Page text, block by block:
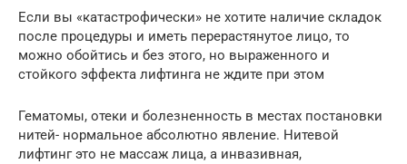
Если вы «катастрофически» не хотите наличие складок
после процедуры и иметь перерастянутое лицо, то
можно обойтись и без этого, но выраженного и
стойкого эффекта лифтинга не ждите при этом
Гематомы, отеки и болезненность в местах постановки
нитей- нормальное абсолютно явление. Нитевой
лифтинг это не массаж лица, а инвазивная,